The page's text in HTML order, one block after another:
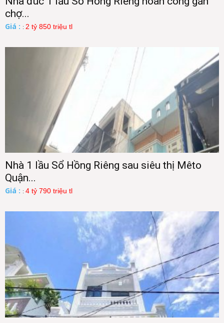
chợ...
Giá : : 2 tỷ 850 triệu tl
Nhà 1 lầu Sổ Hồng Riêng sau siêu thị Mêto
Quận...
Giá : : 4 tỷ 790 triệu tl